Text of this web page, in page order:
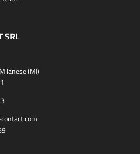
SRL
(MI)